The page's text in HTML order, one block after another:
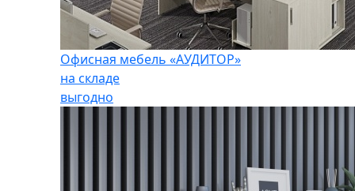
Офисная мебель «АУДИТОР»
на складе
выгодно